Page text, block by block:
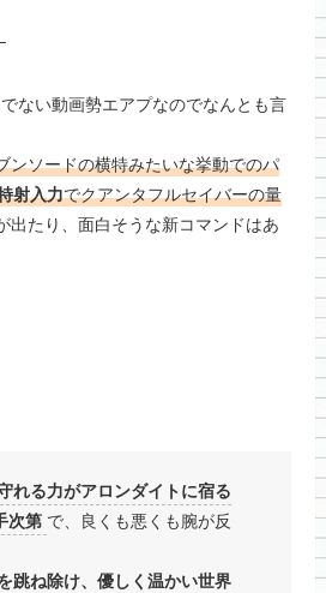
ない動画勢エアプなのでなんとも言
ンソードの横特みたいな挙動でのパ
射入力でクアンタフルセイバーの量
出たり、面白そうな新コマンドはあ
れる力がアロンダイトに宿る
次第 で、良くも悪くも腕が反
跳ね除け、優しく温かい世界